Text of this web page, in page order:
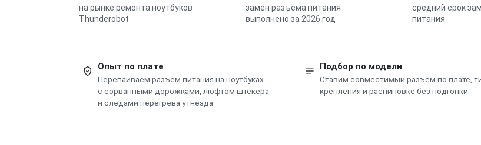
на рынке ремонта ноутбуков
Thunderobot
замен разъема питания
выполнено за 2026 год
средний срок
питания
Опыт по плате
Перепаиваем разъём питания на ноутбуках
с сорванными дорожками, люфтом штекера
и следами перегрева у гнезда.
Подбор по модели
Ставим совместимый разъём по плате,
крепления и распиновке без подгонки.